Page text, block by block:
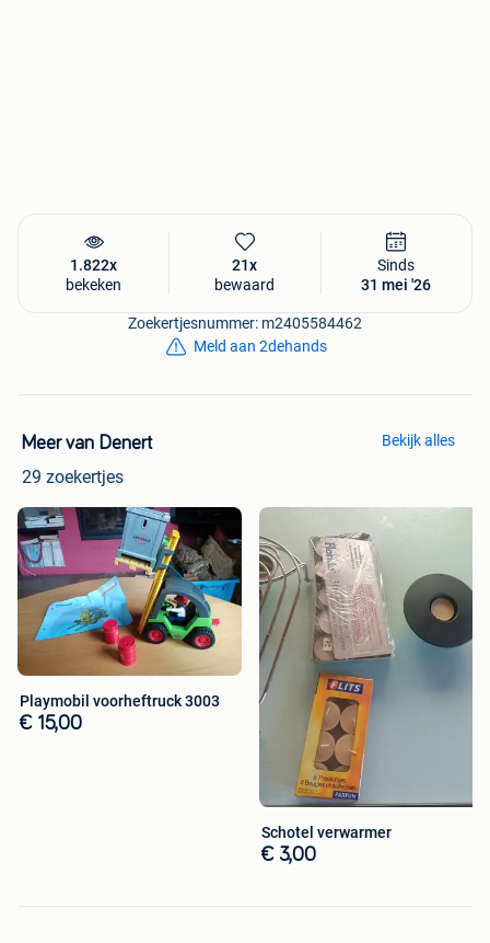
1.822x
bekeken
21x
bewaard
Sinds
31 mei '26
Zoekertjesnummer: m2405584462
Meld aan 2dehands
Meer van Denert
29 zoekertjes
Bekijk alles
Playmobil voorheftruck 3003
€ 15,00
Schotel verwarmer
€ 3,00